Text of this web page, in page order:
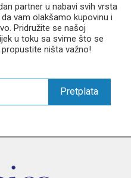
partner u nabavi svih vrsta
vam olakšamo kupovinu i
Pridružite se našoj
u toku sa svime što se
ništa važno!
Pretplata